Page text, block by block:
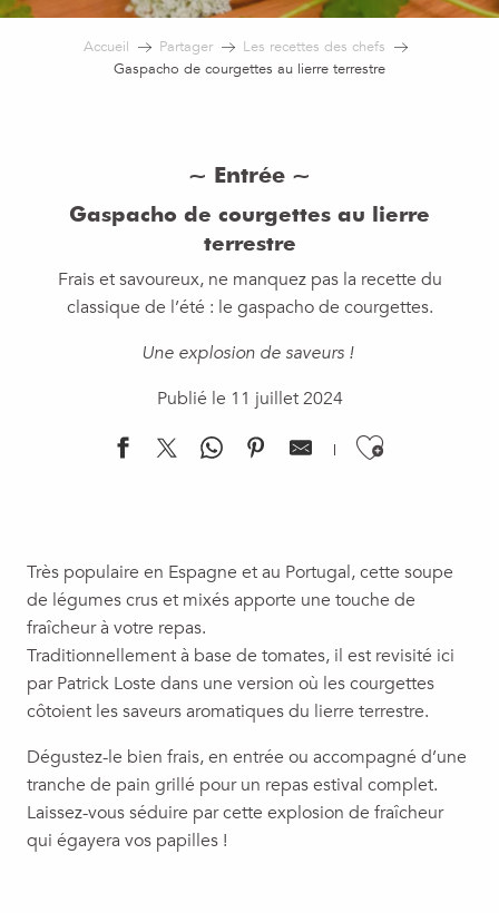
Accueil Partager
Les recettes des chefs
Gaspacho de courgettes au lierre terrestre
~ Entrée ~
Gaspacho de courgettes au lierre
terrestre
Frais et savoureux, ne manquez pas la recette du
classique de l’été : le gaspacho de courgettes.
Une explosion de saveurs !
Publié le 11 juillet 2024
Ajouter
Très populaire en Espagne et au Portugal, cette soupe
de légumes crus et mixés apporte une touche de
fraîcheur à votre repas.
Traditionnellement à base de tomates, il est revisité ici
par Patrick Loste dans une version où les courgettes
côtoient les saveurs aromatiques du lierre terrestre.
Dégustez-le bien frais, en entrée ou accompagné d’une
tranche de pain grillé pour un repas estival complet.
Laissez-vous séduire par cette explosion de fraîcheur
qui égayera vos papilles !